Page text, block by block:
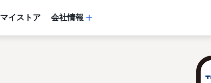
マイストア 会社情報